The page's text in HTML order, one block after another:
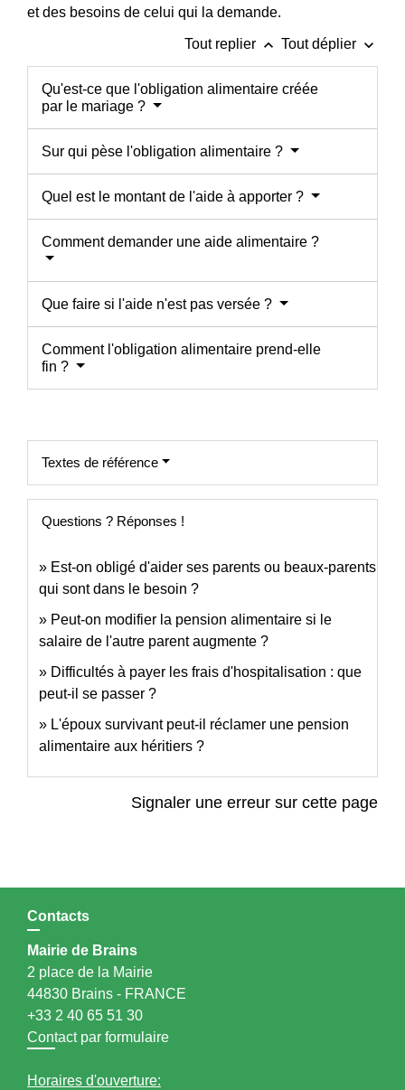
et des besoins de celui qui la demande.
Tout replier keyboard_arrow_up Tout déplier keyboard_arrow_down
Qu'est-ce que l'obligation alimentaire créée
par le mariage ?
Sur qui pèse l'obligation alimentaire ?
Quel est le montant de l'aide à apporter ?
Comment demander une aide alimentaire ?
Que faire si l'aide n'est pas versée ?
Comment l'obligation alimentaire prend-elle
fin ?
Textes de référence
Questions ? Réponses !
Est-on obligé d'aider ses parents ou beaux-parents
qui sont dans le besoin ?
Peut-on modifier la pension alimentaire si le
salaire de l'autre parent augmente ?
Difficultés à payer les frais d'hospitalisation : que
peut-il se passer ?
L'époux survivant peut-il réclamer une pension
alimentaire aux héritiers ?
Signaler une erreur sur cette page
Contacts
Mairie de Brains
2 place de la Mairie
44830 Brains - FRANCE
+33 2 40 65 51 30
Contact par formulaire
Horaires d'ouverture: